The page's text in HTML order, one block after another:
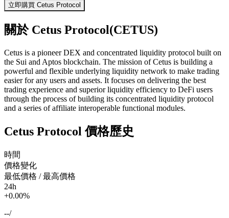
立即購買 Cetus Protocol
關於 Cetus Protocol(CETUS)
Cetus is a pioneer DEX and concentrated liquidity protocol built on
the Sui and Aptos blockchain. The mission of Cetus is building a
powerful and flexible underlying liquidity network to make trading
easier for any users and assets. It focuses on delivering the best
trading experience and superior liquidity efficiency to DeFi users
through the process of building its concentrated liquidity protocol
and a series of affiliate interoperable functional modules.
Cetus Protocol 價格歷史
時間
價格變化
最低價格 / 最高價格
24h
+0.00%
--/